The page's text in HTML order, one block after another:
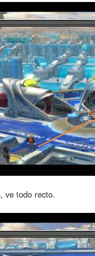
ve todo recto.